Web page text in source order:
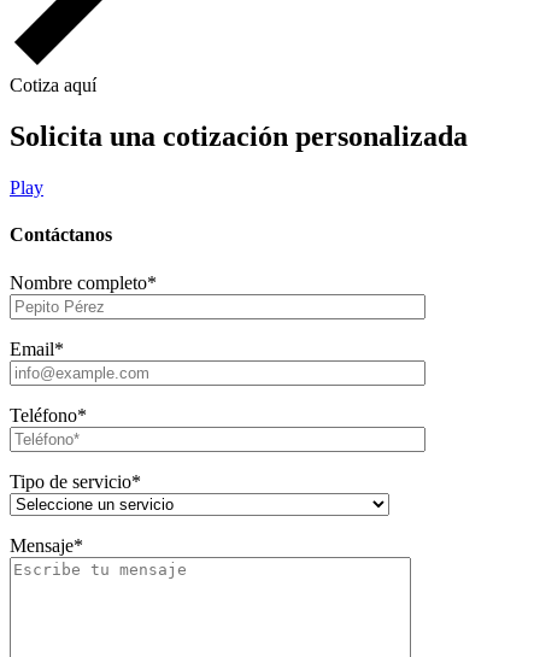
Cotiza aquí
Solicita una cotización personalizada
Play
Contáctanos
Nombre completo*
Email*
Teléfono*
Tipo de servicio*
Mensaje*